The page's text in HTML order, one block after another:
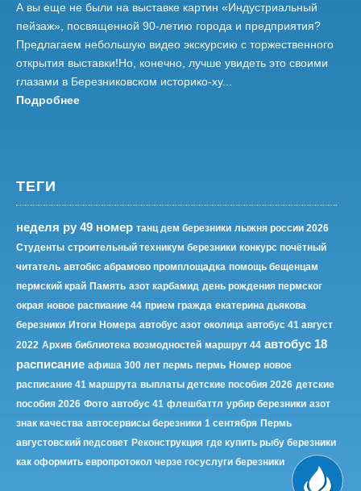
А вы еще не были на выставке картин «Индустриальный
пейзаж», посвященной 90-летию города и предприятия?
Предлагаем небольшую видео экскурсию с торжественного
открытия выставки!Но, конечно, лучше увидеть это своими
глазами в Березниковском историко-ху...
Подробнее
ТЕГИ
неделя ру 49 номер танц дем березники лыжня россии 2026
Студенты строительный техникум березники конкурс почётный
читатель автобкс абрамово промплощадка помощь бещенцам
пермский край Память азот карбамид день рождения пермског
окрая новое распиание 44 прием гражда екатерина дьякова
березники Итоги Номера автобус азот околица автобус 41 август
2022 Архив библиотека возмодностей маршрут 44 автобус 18
расписание афиша 300 лет пермь пермь Номер новое
расписание 41 маршрута выплаты детские пособия 2026 детские
пособия 2026 Фото автобус 41 флешбаттл урбир березники азот
знак качества автосервисы березники 1 сентября Пермь
августовский педсовет Реконструкция где купить рыбу березники
как оформить европротокол черзе госуслуги березники